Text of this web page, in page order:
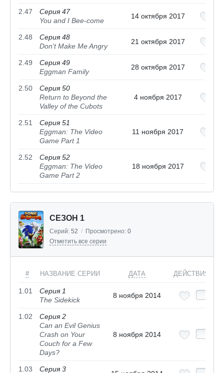
2.47
Серия 47
You and I Bee-come
14 октября 2017
2.48
Серия 48
Don't Make Me Angry
21 октября 2017
2.49
Серия 49
Eggman Family
28 октября 2017
2.50
Серия 50
Return to Beyond the
Valley of the Cubots
4 ноября 2017
2.51
Серия 51
Eggman: The Video
Game Part 1
11 ноября 2017
2.52
Серия 52
Eggman: The Video
Game Part 2
18 ноября 2017
СЕЗОН 1
Серий: 52 / Просмотрено: 0
Отметить все серии
# НАЗВАНИЕ СЕРИИ ДАТА ДЕЙСТВИЯ
1.01
Серия 1
The Sidekick
8 ноября 2014
1.02
Серия 2
Can an Evil Genius
Crash on Your
Couch for a Few
Days?
8 ноября 2014
1.03 Серия 3